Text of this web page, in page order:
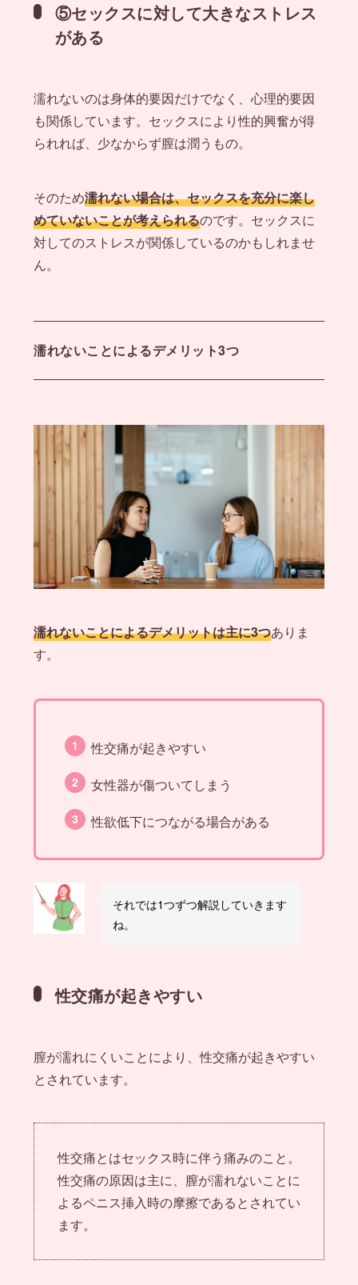
⑤セックスに対して大きなストレス
がある
濡れないのは身体的要因だけでなく、心理的要因
も関係しています。セックスにより性的興奮が得
られれば、少なからず膣は潤うもの。
そのため濡れない場合は、セックスを充分に楽し
めていないことが考えられるのです。セックスに
対してのストレスが関係しているのかもしれませ
ん。
濡れないことによるデメリット3つ
濡れないことによるデメリットは主に3つありま
す。
性交痛が起きやすい
女性器が傷ついてしまう
性欲低下につながる場合がある
それでは1つずつ解説していきます
ね。
性交痛が起きやすい
膣が濡れにくいことにより、性交痛が起きやすい
とされています。
性交痛とはセックス時に伴う痛みのこと。
性交痛の原因は主に、膣が濡れないことに
よるペニス挿入時の摩擦であるとされてい
ます。